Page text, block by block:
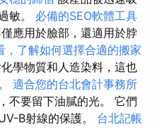
敏。 必備的SEO軟體工具
應用於臉部，還適用於脖
，了解如何選擇合適的搬家
學物質和人造染料，這也
適合您的台北會計事務所
不要留下油膩的光。 它們
B射線的保護。 台北記帳